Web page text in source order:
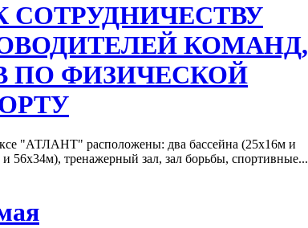
КОМАНД,
ПО ФИЗИЧЕСКОЙ
"АТЛАНТ" расположены: два бассейна (25х16м и
56х34м), тренажерный зал, зал борьбы, спортивные...